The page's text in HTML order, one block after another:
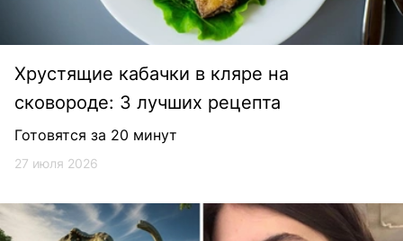
Хрустящие кабачки в кляре на
сковороде: 3 лучших рецепта
Готовятся за 20 минут
27 июля 2026